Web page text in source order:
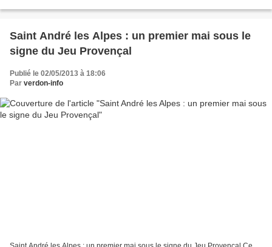
Saint André les Alpes : un premier mai sous le
signe du Jeu Provençal
Publié le 02/05/2013 à 18:06
Par verdon-info